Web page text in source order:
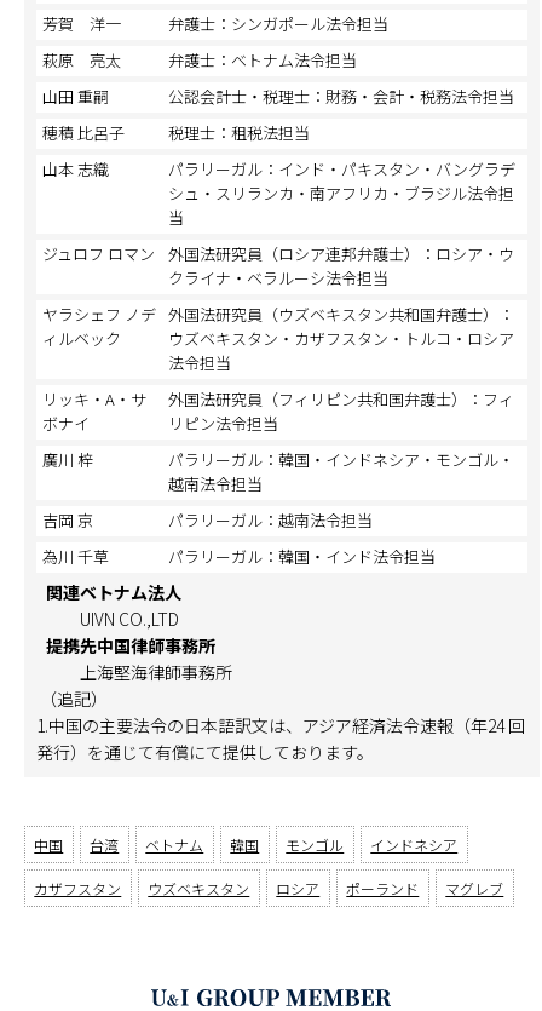
芳賀 洋一
弁護士：シンガポール法令担当
萩原 亮太
弁護士：ベトナム法令担当
山田 重嗣
公認会計士・税理士：財務・会計・税務法令担当
穂積 比呂子
税理士：租税法担当
山本 志織
パラリーガル：インド・パキスタン・バングラデ
シュ・スリランカ・南アフリカ・ブラジル法令担
当
ジュロフ ロマン
外国法研究員（ロシア連邦弁護士）：ロシア・ウ
クライナ・ベラルーシ法令担当
ヤラシェフ ノデ
ィルベック
外国法研究員（ウズベキスタン共和国弁護士）：
ウズベキスタン・カザフスタン・トルコ・ロシア
法令担当
リッキ・A・サ
ボナイ
外国法研究員（フィリピン共和国弁護士）：フィ
リピン法令担当
廣川 梓
パラリーガル：韓国・インドネシア・モンゴル・
越南法令担当
吉岡 京
パラリーガル：越南法令担当
為川 千草
パラリーガル：韓国・インド法令担当
関連ベトナム法人
UIVN CO.,LTD
提携先中国律師事務所
上海堅海律師事務所
（追記）
1.中国の主要法令の日本語訳文は、アジア経済法令速報（年24 回
発行）を通じて有償にて提供しております。
中国 台湾 ベトナム 韓国 モンゴル インドネシア
カザフスタン ウズベキスタン ロシア ポーランド マグレブ